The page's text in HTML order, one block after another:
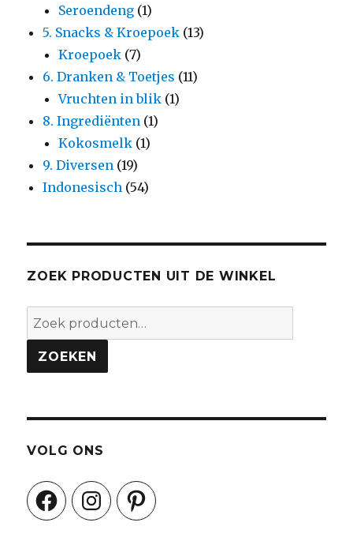
Seroendeng (1)
5. Snacks & Kroepoek (13)
Kroepoek (7)
6. Dranken & Toetjes (11)
Vruchten in blik (1)
8. Ingrediënten (1)
Kokosmelk (1)
9. Diversen (19)
Indonesisch (54)
ZOEK PRODUCTEN UIT DE WINKEL
Zoeken
naar:
ZOEKEN
VOLG ONS
FacebookInstagramPinterest